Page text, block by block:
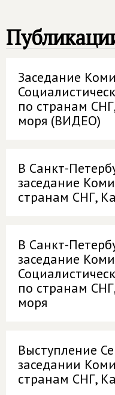
Заседание
по странам
моря (ВИДЕО)
В Санкт-
заседание
странам СНГ,
В Санкт-
заседание
по странам
моря
Выступление
заседании
странам СНГ,